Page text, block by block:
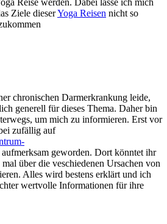
Reise werden. Dabei lasse ich mich
Ziele dieserYoga Reisen nicht so
chronischen Darmerkrankung leide,
generell für dieses Thema. Daher bin
um mich zu informieren. Erst vor
zufällig auf
aufmerksam geworden. Dort könntet ihr
über die veschiedenen Ursachen von
Alles wird bestens erklärt und ich
wertvolle Informationen für ihre